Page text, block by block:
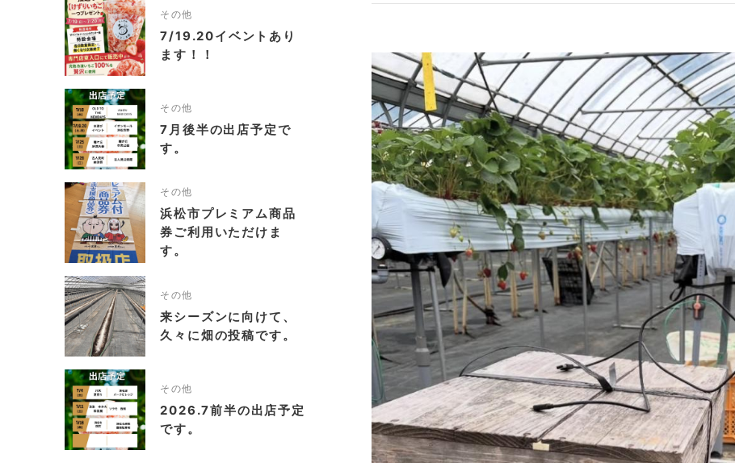
その他
7/19.20イベントあり
ます！！
その他
7月後半の出店予定で
す。
その他
浜松市プレミアム商品
券ご利用いただけま
す。
その他
来シーズンに向けて、
久々に畑の投稿です。
その他
2026.7前半の出店予定
です。